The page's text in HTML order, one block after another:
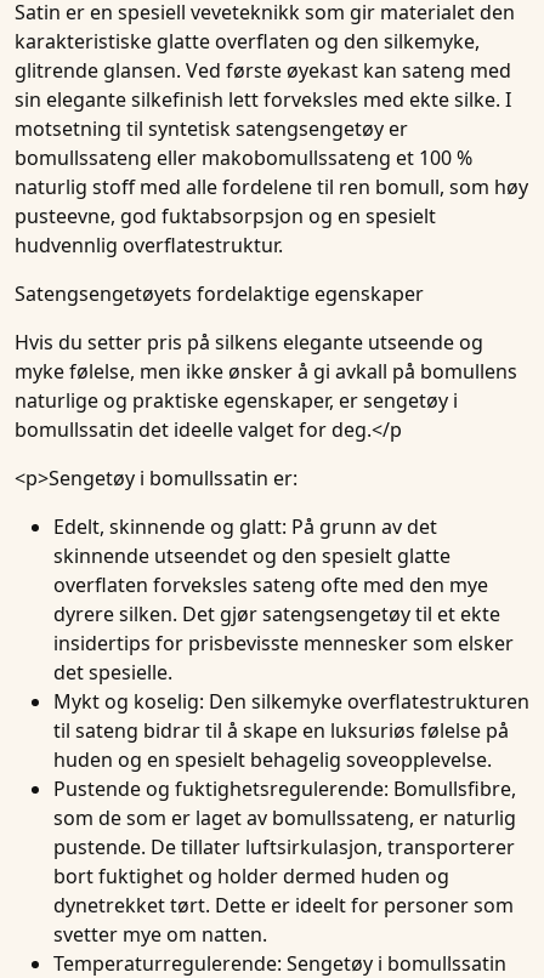
Satin er en spesiell veveteknikk som gir materialet den
karakteristiske glatte overflaten og den silkemyke,
glitrende glansen. Ved første øyekast kan sateng med
sin elegante silkefinish lett forveksles med ekte silke. I
motsetning til syntetisk satengsengetøy er
bomullssateng eller makobomullssateng et 100 %
naturlig stoff med alle fordelene til ren bomull, som høy
pusteevne, god fuktabsorpsjon og en spesielt
hudvennlig overflatestruktur.
Satengsengetøyets fordelaktige egenskaper
Hvis du setter pris på silkens elegante utseende og
myke følelse, men ikke ønsker å gi avkall på bomullens
naturlige og praktiske egenskaper, er sengetøy i
bomullssatin det ideelle valget for deg.</p
<p>Sengetøy i bomullssatin er:
Edelt, skinnende og glatt: På grunn av det
skinnende utseendet og den spesielt glatte
overflaten forveksles sateng ofte med den mye
dyrere silken. Det gjør satengsengetøy til et ekte
insidertips for prisbevisste mennesker som elsker
det spesielle.
Mykt og koselig: Den silkemyke overflatestrukturen
til sateng bidrar til å skape en luksuriøs følelse på
huden og en spesielt behagelig soveopplevelse.
Pustende og fuktighetsregulerende: Bomullsfibre,
som de som er laget av bomullssateng, er naturlig
pustende. De tillater luftsirkulasjon, transporterer
bort fuktighet og holder dermed huden og
dynetrekket tørt. Dette er ideelt for personer som
svetter mye om natten.
Temperaturregulerende: Sengetøy i bomullssatin